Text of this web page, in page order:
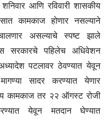
आणि रविवारी शासकीय
कामकाज होणार नसल्याने
असल्याचे स्पष्ट झाले
सरकारचे पहिलेच अधिवेशन
पटलावर ठेवण्यात येवून
सादर करण्यात येणार
कामकाज तर २२ ऑगस्ट रोजी
येवून मतदान घेण्यात